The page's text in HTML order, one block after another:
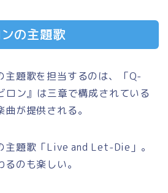
の主題歌
主題歌を担当するのは、「Q-
ロン』は三章で構成されている
が提供される。
主題歌「Live and Let-Die」。
のも楽しい。